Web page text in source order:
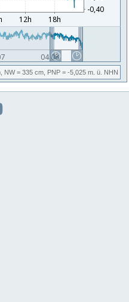
NW= 335 cm, PNP = -5,025 m. ü. NHN